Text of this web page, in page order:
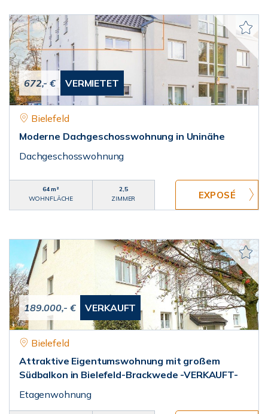
672,- € VERMIETET
Bielefeld
Moderne Dachgeschosswohnung in Uninähe
Dachgeschosswohnung
64 m²
WOHNFLÄCHE
2,5
ZIMMER
189.000,- € VERKAUFT
Bielefeld
Attraktive Eigentumswohnung mit großem
Südbalkon in Bielefeld-Brackwede -VERKAUFT-
Etagenwohnung